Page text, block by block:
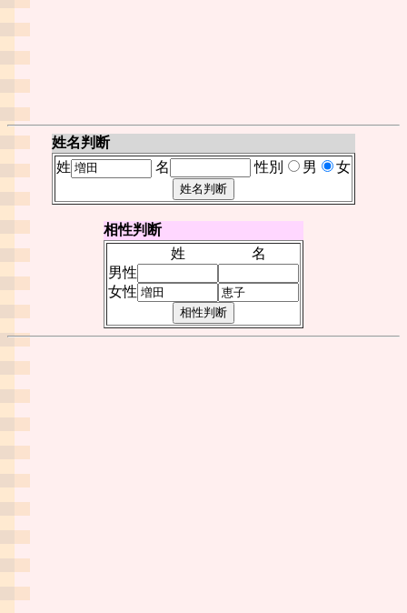
姓名判断
姓
名 性別 男 女
相性判断
姓
名
男性
女性